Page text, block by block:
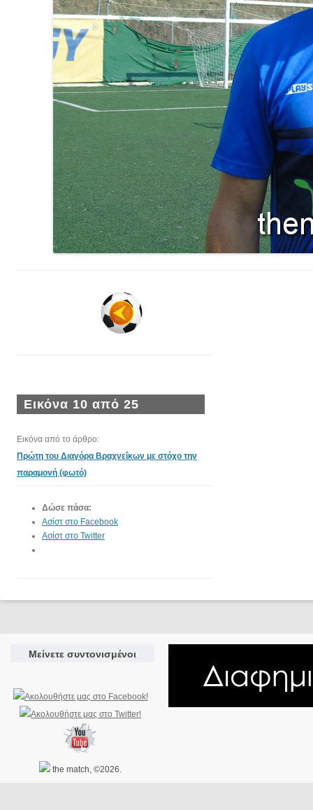
Εικόνα 10 από 25
Εικόνα από το άρθρο:
Πρώτη του Διαγόρα Βραχνεΐκων με στόχο την
παραμονή (φωτό)
Δώσε πάσα:
Ασίστ στο Facebook
Ασίστ στο Twitter
Μείνετε συντονισμένοι
the match, ©2026.